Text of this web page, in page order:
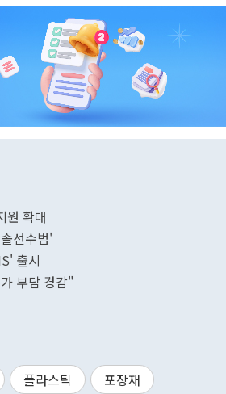
원 확대
선수범'
출시
부담 경감"
플라스틱
포장재